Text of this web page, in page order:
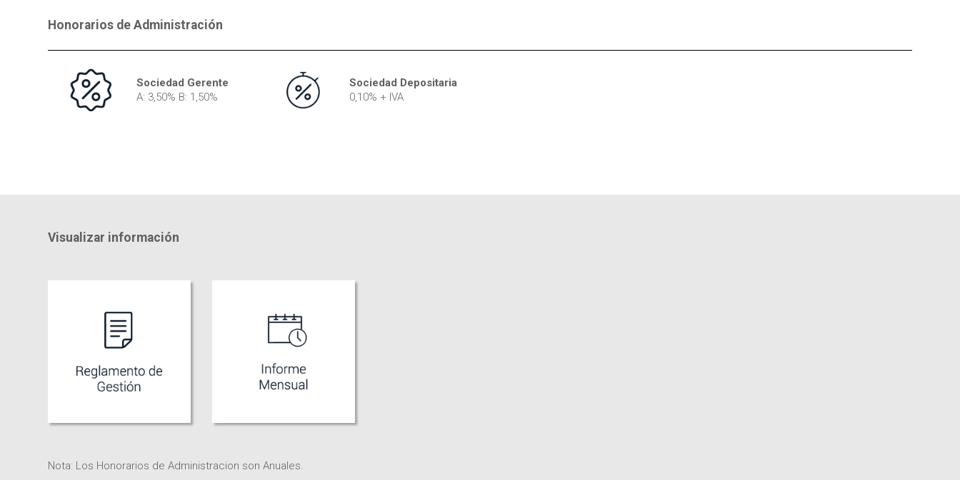
Honorarios de Administración
Sociedad Gerente
A: 3,50% B: 1,50%
Sociedad Depositaria
0,10% + IVA
Visualizar información
Nota: Los Honorarios de Administracion son Anuales.